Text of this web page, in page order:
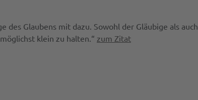
Glaubens mit dazu. Sowohl der Gläubige als
klein zu halten.“ zum Zitat